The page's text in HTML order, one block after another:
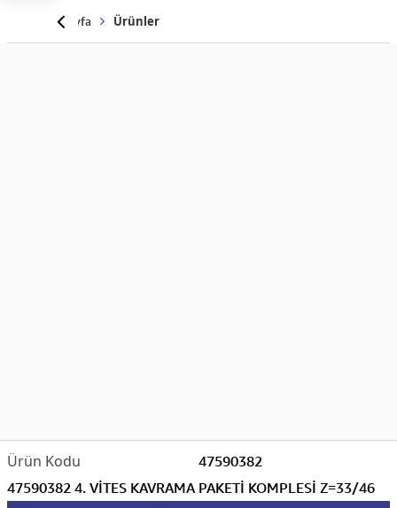
Anasayfa Ürünler
47590382
47590382 4. VİTES KAVRAMA PAKETİ KOMPLESİ Z=33/46